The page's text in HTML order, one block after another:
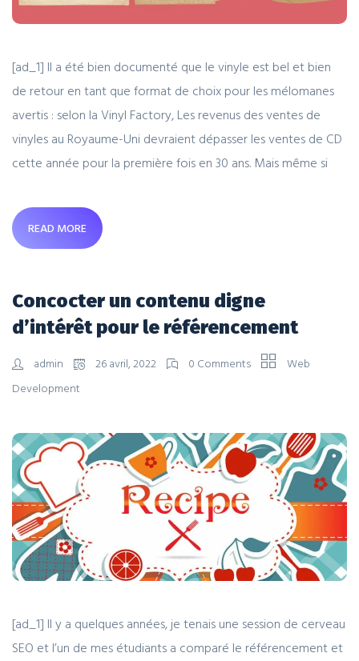
[ad_1] Il a été bien documenté que le vinyle est bel et bien
de retour en tant que format de choix pour les mélomanes
avertis : selon la Vinyl Factory, Les revenus des ventes de
vinyles au Royaume-Uni devraient dépasser les ventes de CD
cette année pour la première fois en 30 ans. Mais même si
READ MORE
Concocter un contenu digne
d’intérêt pour le référencement
admin 26 avril, 2022 0 Comments
Web
Development
[ad_1] Il y a quelques années, je tenais une session de cerveau
SEO et l’un de mes étudiants a comparé le référencement et